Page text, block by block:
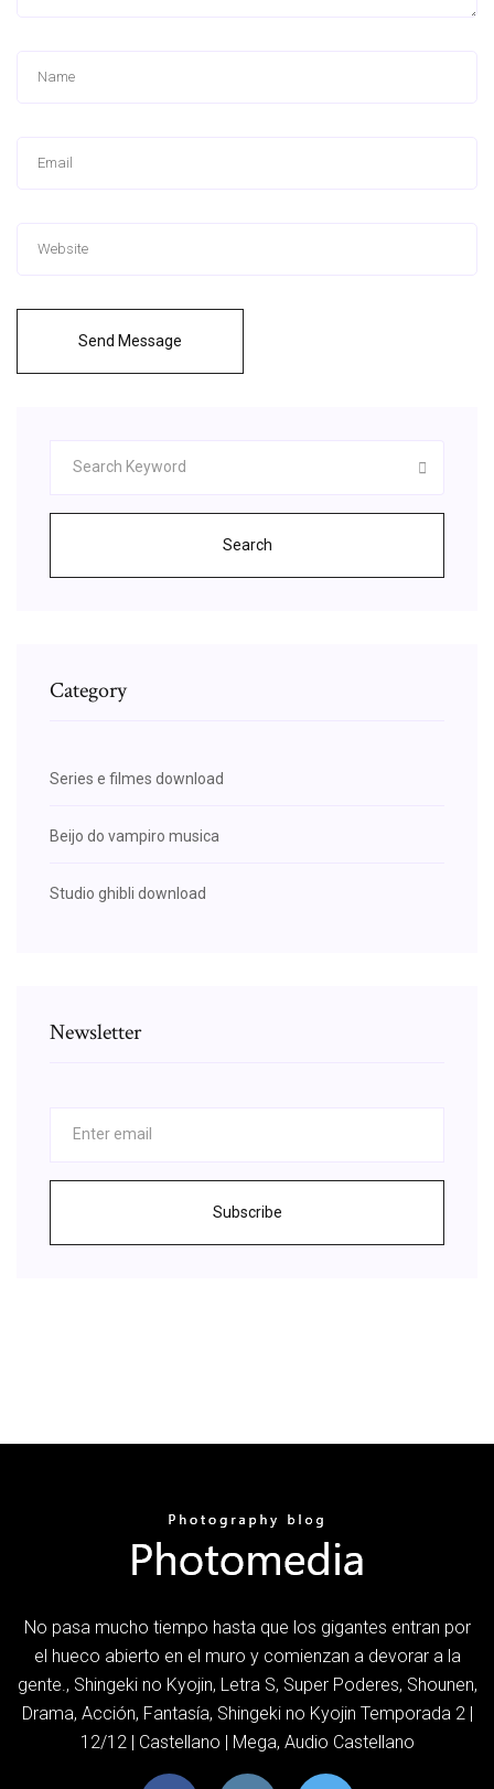
Send Message
Search
Category
Series e filmes download
Beijo do vampiro musica
Studio ghibli download
Newsletter
Subscribe
No pasa mucho tiempo hasta que los gigantes entran por
el hueco abierto en el muro y comienzan a devorar a la
gente., Shingeki no Kyojin, Letra S, Super Poderes, Shounen,
Drama, Acción, Fantasía, Shingeki no Kyojin Temporada 2 |
12/12 | Castellano | Mega, Audio Castellano